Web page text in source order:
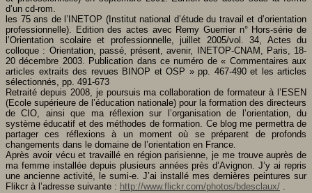
d’un cd-rom.
les 75 ans de l’INETOP (Institut national d’étude du travail et d’orientation
professionnelle). Edition des actes avec Remy Guerrier n° Hors-série de
l’Orientation scolaire et professionnelle, juillet 2005/vol. 34, Actes du
colloque : Orientation, passé, présent, avenir, INETOP-CNAM, Paris, 18-
20 décembre 2003. Publication dans ce numéro de « Commentaires aux
articles extraits des revues BINOP et OSP » pp. 467-490 et les articles
sélectionnés, pp. 491-673
Retraité depuis 2008, je poursuis ma collaboration de formateur à l’ESEN
(Ecole supérieure de l’éducation nationale) pour la formation des directeurs
de CIO, ainsi que ma réflexion sur l’organisation de l’orientation, du
système éducatif et des méthodes de formation. Ce blog me permettra de
partager ces réflexions à un moment où se préparent de profonds
changements dans le domaine de l’orientation en France.
Après avoir vécu et travaillé en région parisienne, je me trouve auprès de
ma femme installée depuis plusieurs années près d’Avignon. J’y ai repris
une ancienne activité, le sumi-e. J’ai installé mes dernières peintures sur
Flikcr à l’adresse suivante : http://www.flickr.com/photos/bdesclaux/ .